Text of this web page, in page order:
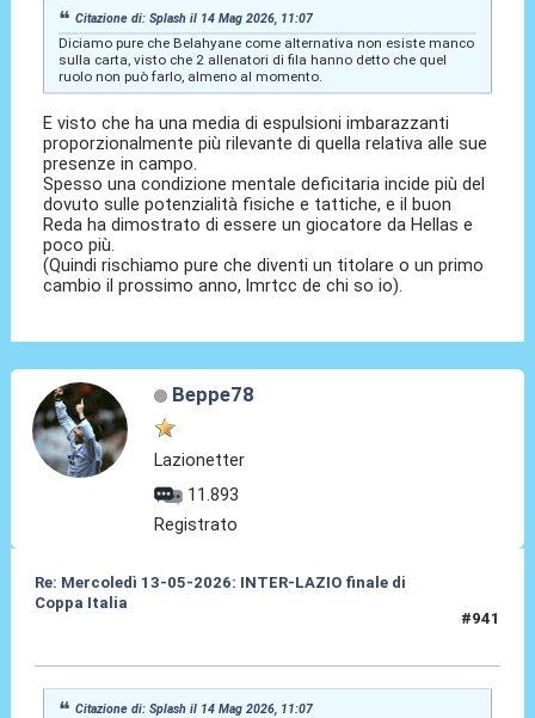
Citazione di: Splash il 14 Mag 2026, 11:07
Diciamo pure che Belahyane come alternativa non esiste manco
sulla carta, visto che 2 allenatori di fila hanno detto che quel
ruolo non può farlo, almeno al momento.
E visto che ha una media di espulsioni imbarazzanti
proporzionalmente più rilevante di quella relativa alle sue
presenze in campo.
Spesso una condizione mentale deficitaria incide più del
dovuto sulle potenzialità fisiche e tattiche, e il buon
Reda ha dimostrato di essere un giocatore da Hellas e
poco più.
(Quindi rischiamo pure che diventi un titolare o un primo
cambio il prossimo anno, lmrtcc de chi so io).
Beppe78
Lazionetter
11.893
Registrato
Re: Mercoledì 13-05-2026: INTER-LAZIO finale di
Coppa Italia
#941
Citazione di: Splash il 14 Mag 2026, 11:07